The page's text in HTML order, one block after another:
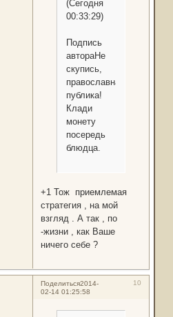
(Сегодня
00:33:29)
Подпись
автораНе
скупись,
православная
публика!
Клади
монету
посередь
блюдца.
+1 Тож приемлемая
стратегия , на мой
взгляд . А так , по
-жизни , как Ваше
ничего себе ?
Поделиться 10
2014-
02-14 01:25:58